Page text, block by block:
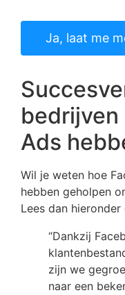
Ja, laat me
bedrijven
Ads
Wil je weten hoe
hebben geholpen
Lees dan
“Dankzij
zijn we
naar een